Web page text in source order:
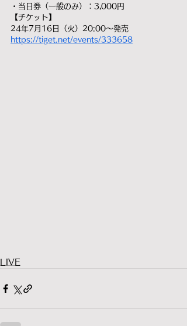
・当日券（一般のみ）：3,000円
【チケット】
24年7月16日（火）20:00～発売
https://tiget.net/events/333658
LIVE